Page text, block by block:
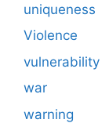
uniqueness
Violence
vulnerability
war
warning